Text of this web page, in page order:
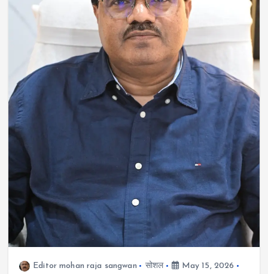
Editor mohan raja sangwan सोशल
May 15, 2026